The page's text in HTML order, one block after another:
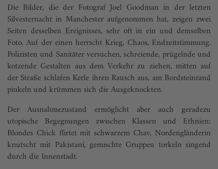
Die Bilder, die der Fotograf Joel Goodman in der letzten
Silvesternacht in Manchester aufgenommen hat, zeigen zwei
Seiten desselben Ereignisses, sehr oft in ein und demselben
Foto. Auf der einen herrscht Krieg, Chaos, Endzeitstimmung.
Polizisten und Sanitäter versuchen, schreiende, prügelnde und
kotzende Gestalten aus dem Verkehr zu ziehen, mitten auf
der Straße schlafen Kerle ihren Rausch aus, am Bordsteinrand
pinkeln und krümmen sich die Ausgeknockten.
Der Ausnahmezustand ermöglicht aber auch geradezu
utopische Begegnungen zwischen Klassen und Ethnien:
Blondes Chick flirtet mit schwarzem Chav, Nordengländerin
knutscht mit Pakistani, gemischte Gruppen torkeln singend
durch die Innenstadt.